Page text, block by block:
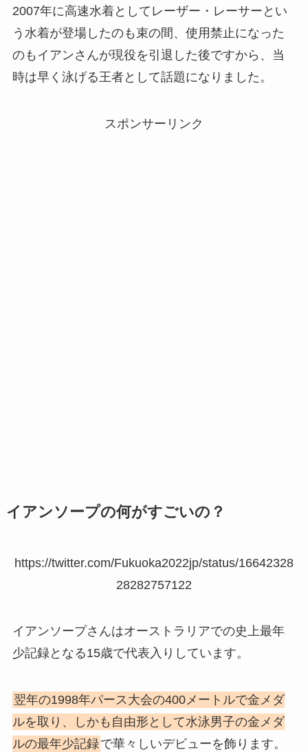
2007年に高速水着としてレーザー・レーサーとい
う水着が登場したのも束の間、使用禁止になった
のもイアンさんが現役を引退した後ですから、当
時は早く泳げる王者として話題になりました。
スポンサーリンク
イアンソープの何がすごいの？
https://twitter.com/Fukuoka2022jp/status/16642328
28282757122
イアンソープさんはオーストラリアでの史上最年
少記録となる15歳で代表入りしています。
翌年の1998年パース大会の400メートルで金メダ
ルを取り、しかも自由形として水泳男子の金メダ
ルの最年少記録で華々しいデビューを飾ります。